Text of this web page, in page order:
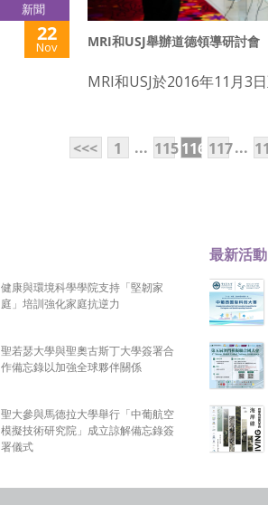
新聞
22
Nov MRI和USJ舉辦道德領導研討會
MRI和USJ於2016年11月3
<<< 1 ... 115116 117...
健康與環境科學學院支持「堅韌家
庭」培訓強化家庭抗逆力
聖若瑟大學與聖奧古斯丁大學簽署合
作備忘錄以加強全球夥伴關係
聖大參與馬德拉大學舉行「中葡航空
模擬技術研究院」成立諒解備忘錄簽
署儀式
最新活動